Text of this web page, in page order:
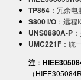
TP854 ：冗余
S800 I/O ：远程
UNS0880A-P
UMC221F ：统
注 ：​
（